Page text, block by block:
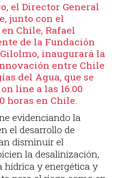
el Director General
junto con el
Chile, Rafael
de la Fundación
inaugurará la
entre Chile
del Agua, que se
line a las 16.00
horas en Chile.
evidenciando la
el desarrollo de
disminuir el
la desalinización,
hídrica y energética y